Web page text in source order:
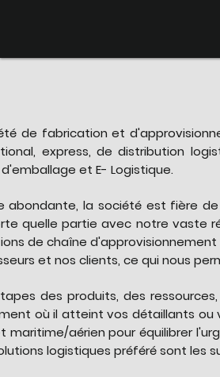
de fabrication et
express, de distribution
et E- Logistique.
abondante, la société est fière
quelle partie avec notre vaste
de chaîne
et nos clients, ce qui nous
des produits, des
où il atteint vos détaillants ou
maritime/aérien pour équilibrer
logistiques préféré sont les